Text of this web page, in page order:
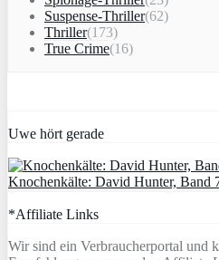
Suspense-Thriller(62)
Thriller(173)
True Crime(16)
Uwe hört gerade
Knochenkälte: David Hunter, Band
*Affiliate Links
Wir sind ein Verbraucherportal und